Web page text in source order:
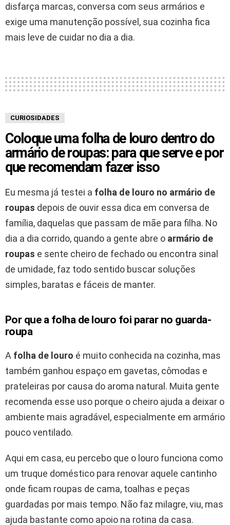
disfarça marcas, conversa com seus armários e
exige uma manutenção possível, sua cozinha fica
mais leve de cuidar no dia a dia.
CURIOSIDADES
Coloque uma folha de louro dentro do
armário de roupas: para que serve e por
que recomendam fazer isso
Eu mesma já testei a folha de louro no armário de
roupas depois de ouvir essa dica em conversa de
família, daquelas que passam de mãe para filha. No
dia a dia corrido, quando a gente abre o armário de
roupas e sente cheiro de fechado ou encontra sinal
de umidade, faz todo sentido buscar soluções
simples, baratas e fáceis de manter.
Por que a folha de louro foi parar no guarda-
roupa
A folha de louro é muito conhecida na cozinha, mas
também ganhou espaço em gavetas, cômodas e
prateleiras por causa do aroma natural. Muita gente
recomenda esse uso porque o cheiro ajuda a deixar o
ambiente mais agradável, especialmente em armário
pouco ventilado.
Aqui em casa, eu percebo que o louro funciona como
um truque doméstico para renovar aquele cantinho
onde ficam roupas de cama, toalhas e peças
guardadas por mais tempo. Não faz milagre, viu, mas
ajuda bastante como apoio na rotina da casa.